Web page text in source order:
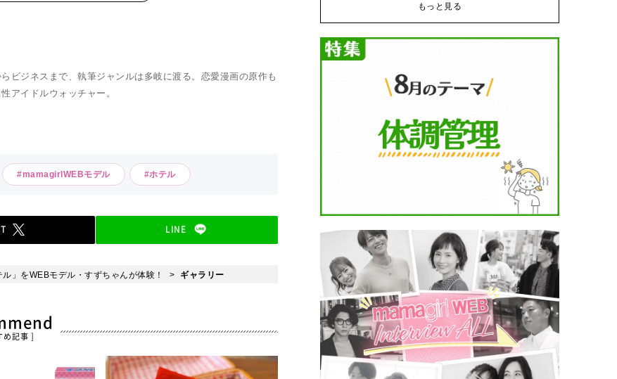
ビジネスまで、執筆ジャンルは多岐に渡る。恋愛漫画の原作も
アイドルウォッチャー。
#mamagirlWEBモデル #ホテル
LINE
」をWEBモデル・すずちゃんが体験！ ギャラリー
め記事 ]
もっと見る